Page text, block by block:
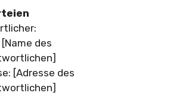
[Name des
[Adresse des